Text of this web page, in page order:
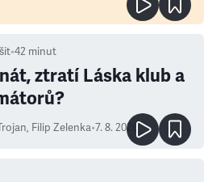
•42 minut
ztratí Láska klub a
, Filip Zelenka•7. 8. 2026